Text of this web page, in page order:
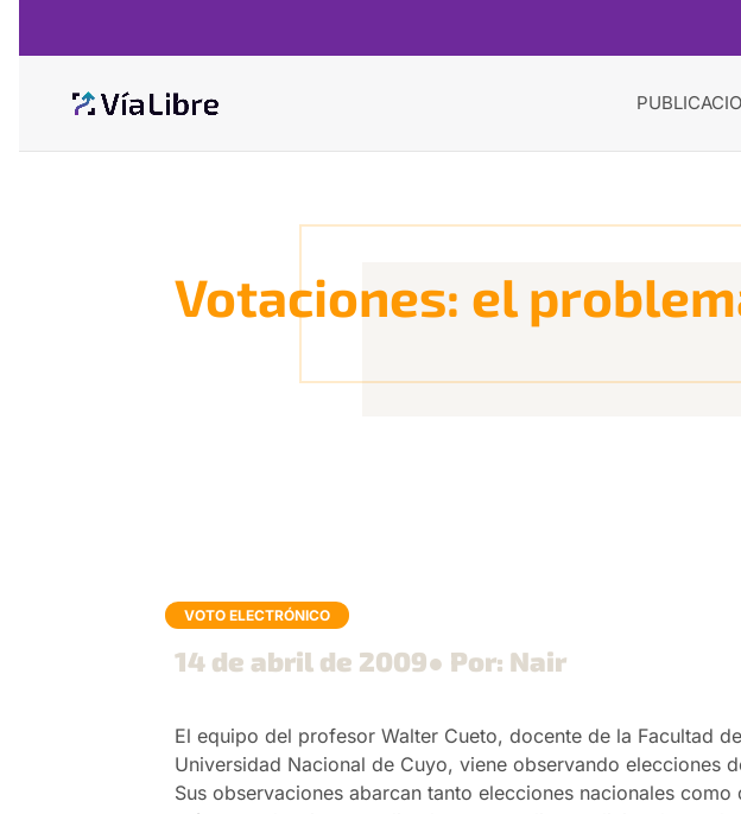
Votaciones: el
VOTO ELECTRÓNICO
14 de abril de 2009● Por: Nair
El equipo del profesor Walter Cueto, docente de la Facultad
Universidad Nacional de Cuyo, viene observando elecciones
Sus observaciones abarcan tanto elecciones nacionales como